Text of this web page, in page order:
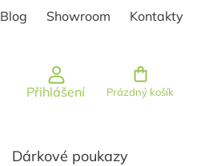
Blog Showroom Kontakty
Přihlášení Nákupní košík
Prázdný košík
Dárkové poukazy